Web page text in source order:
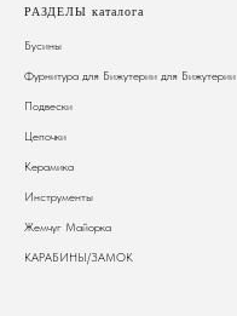
РАЗДЕЛЫ каталога
Бусины
Фурнитура для Бижутерии для Бижутерии
Подвески
Цепочки
Керамика
Инструменты
Жемчуг Майорка
КАРАБИНЫ/ЗАМОК